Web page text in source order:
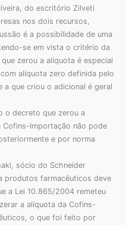
do escritório Zilveti
nos dois recursos,
é a possibilidade de uma
se em vista o critério da
zerou a alíquota é especial
alíquota zero definida pelo
que criou o adicional é geral
o decreto que zerou a
Importação não pode
e por norma
sócio do Schneider
produtos farmacêuticos deve
a Lei 10.865/2004 remeteu
a alíquota da Cofins-
o que foi feito por